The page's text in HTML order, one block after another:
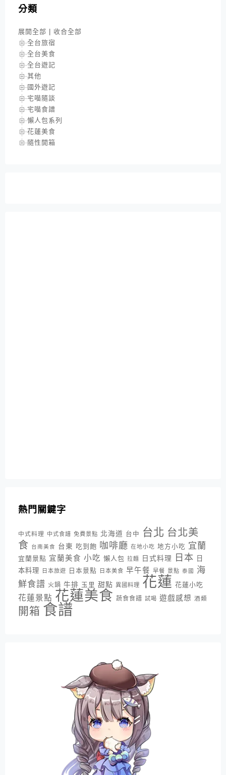
分類
展開全部
收合全部
全台旅宿
全台美食
全台遊記
其他
國外遊記
宅喵隨談
宅喵食譜
懶人包系列
花蓮美食
隨性開箱
熱門關鍵字
中式料理 中式食譜 免費景點 北海道 台中 台北 台北美
食 台南美食 台東 吃到飽 咖啡廳 在地小吃 地方小吃 宜蘭
宜蘭景點 宜蘭美食 小吃 懶人包 拉麵 日式料理 日本 日
本料理
日本旅遊 日本景點 日本美食 早午餐 早餐 景點 泰國
海
鮮食譜 火鍋 牛排 玉里 甜點 異國料理 花蓮 花蓮小吃
花蓮景點 花蓮美食 蔬食食譜 試喝 遊戲感想 酒類
開箱 食譜